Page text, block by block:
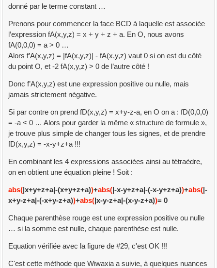
donné par le terme constant …
Prenons pour commencer la face BCD à laquelle est associée
l’expression fA(x,y,z) = x + y + z + a. En O, nous avons
fA(0,0,0) = a > 0 …
Alors f’A(x,y,z) = |fA(x,y,z)| - fA(x,y,z) vaut 0 si on est du côté
du point O, et -2 fA(x,y,z) > 0 de l’autre côté !
Donc f’A(x,y,z) est une expression positive ou nulle, mais
jamais strictement négative.
Si par contre on prend fD(x,y,z) = x+y-z-a, en O on a : fD(0,0,0)
= -a < 0 … Alors pour garder la même « structure de formule »,
je trouve plus simple de changer tous les signes, et de prendre
fD(x,y,z) = -x-y+z+a !!!
En combinant les 4 expressions associées ainsi au tétraèdre,
on en obtient une équation pleine ! Soit :
abs( |x+y+z+a|-(x+y+z+a))+abs( |-x-y+z+a|-(-x-y+z+a))+abs( |-
x+y-z+a|-(-x+y-z+a))+abs( |x-y-z+a|-(x-y-z+a))= 0
Chaque parenthèse rouge est une expression positive ou nulle
… si la somme est nulle, chaque parenthèse est nulle.
Equation vérifiée avec la figure de #29, c'est OK !!!
C'est cette méthode que Wiwaxia a suivie, à quelques nuances